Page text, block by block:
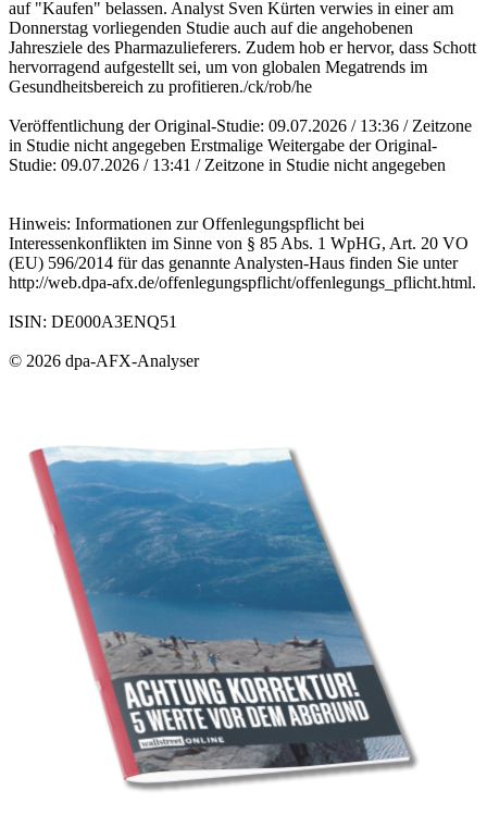
auf "Kaufen" belassen. Analyst Sven Kürten verwies in einer am
Donnerstag vorliegenden Studie auch auf die angehobenen
Jahresziele des Pharmazulieferers. Zudem hob er hervor, dass Schott
hervorragend aufgestellt sei, um von globalen Megatrends im
Gesundheitsbereich zu profitieren./ck/rob/he
Veröffentlichung der Original-Studie: 09.07.2026 / 13:36 / Zeitzone
in Studie nicht angegeben Erstmalige Weitergabe der Original-
Studie: 09.07.2026 / 13:41 / Zeitzone in Studie nicht angegeben
Hinweis: Informationen zur Offenlegungspflicht bei
Interessenkonflikten im Sinne von § 85 Abs. 1 WpHG, Art. 20 VO
(EU) 596/2014 für das genannte Analysten-Haus finden Sie unter
http://web.dpa-afx.de/offenlegungspflicht/offenlegungs_pflicht.html.
ISIN: DE000A3ENQ51
© 2026 dpa-AFX-Analyser